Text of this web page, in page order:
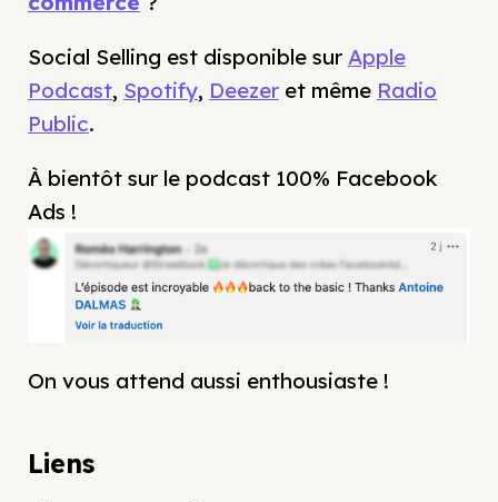
Social Selling est disponible sur Apple
Podcast, Spotify, Deezer et même Radio
Public.
À bientôt sur le podcast 100% Facebook
Ads !
On vous attend aussi enthousiaste !
Liens